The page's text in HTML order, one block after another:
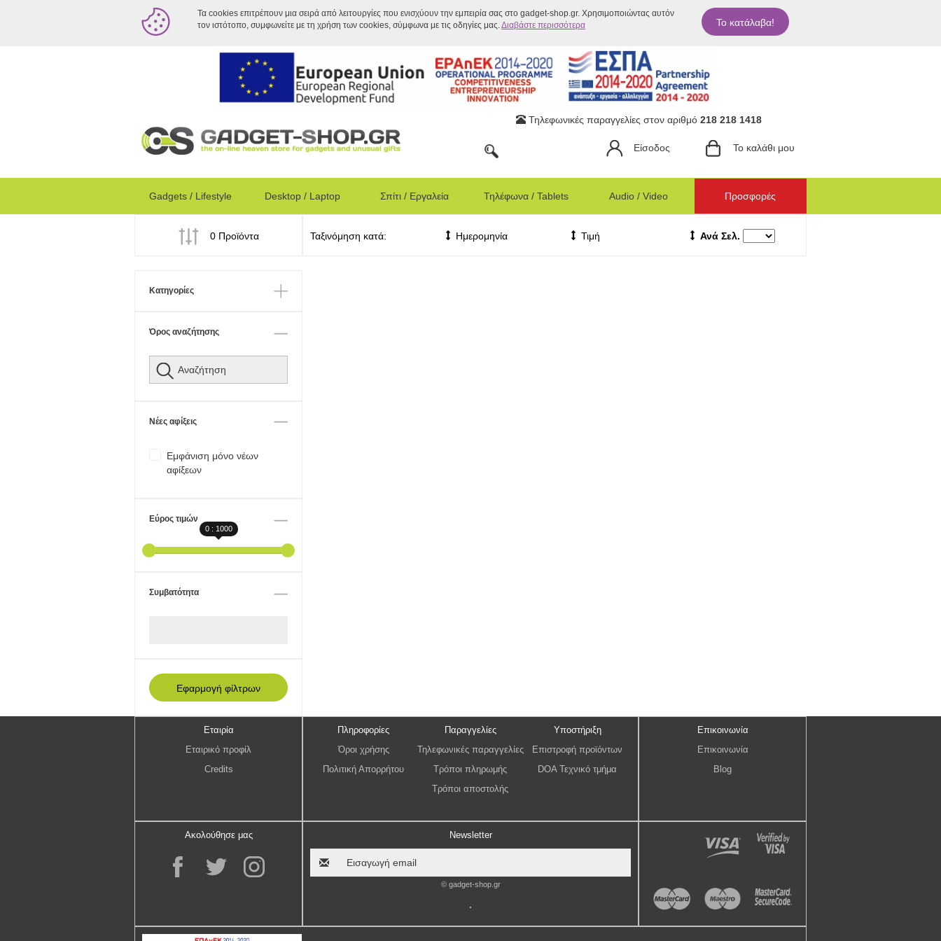
Τα cookies επιτρέπουν μια σειρά από λειτουργίες που ενισχύουν την εμπειρία σας στο gadget-shop.gr. Χρησιμοποιώντας αυτόν
τον ιστότοπο, συμφωνείτε με τη χρήση των cookies, σύμφωνα με τις οδηγίες μας.Διαβάστε περισσότερα Το κατάλαβα!
Τηλεφωνικές παραγγελίες στον αριθμό 218 218 1418
Είσοδος Το καλάθι μου
Gadgets / Lifestyle Desktop / Laptop Σπίτι / Εργαλεία Τηλέφωνα / Tablets Audio / Video Προσφορές
0 Προϊόντα Ταξινόμηση κατά: Ημερομηνία Τιμή Ανά Σελ.
Κατηγορίες
Όρος αναζήτησης
Νέες αφίξεις
Εμφάνιση μόνο νέων
αφίξεων
Εύρος τιμών
0 : 1000
Συμβατότητα
Εταιρία
Εταιρικό προφίλ
Credits
Πληροφορίες
Όροι χρήσης
Πολιτική Απορρήτου
Παραγγελίες
Τηλεφωνικές παραγγελίες
Τρόποι πληρωμής
Τρόποι αποστολής
Υποστήριξη
Επιστροφή προϊόντων
DOA Τεχνικό τμήμα
Επικοινωνία
Επικοινωνία
Blog
Ακολούθησε μας Newsletter
© gadget-shop.gr
.